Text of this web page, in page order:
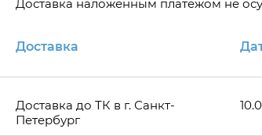
Доставка наложенным платежом не
Доставка
Доставка до ТК в г. Санкт-
Петербург